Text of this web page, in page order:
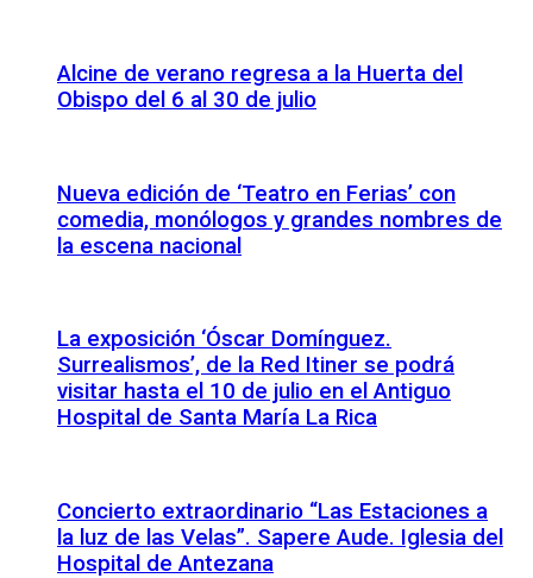
Alcine de verano regresa a la Huerta del
Obispo del 6 al 30 de julio
Nueva edición de ‘Teatro en Ferias’ con
comedia, monólogos y grandes nombres de
la escena nacional
La exposición ‘Óscar Domínguez.
Surrealismos’, de la Red Itiner se podrá
visitar hasta el 10 de julio en el Antiguo
Hospital de Santa María La Rica
Concierto extraordinario “Las Estaciones a
la luz de las Velas”. Sapere Aude. Iglesia del
Hospital de Antezana